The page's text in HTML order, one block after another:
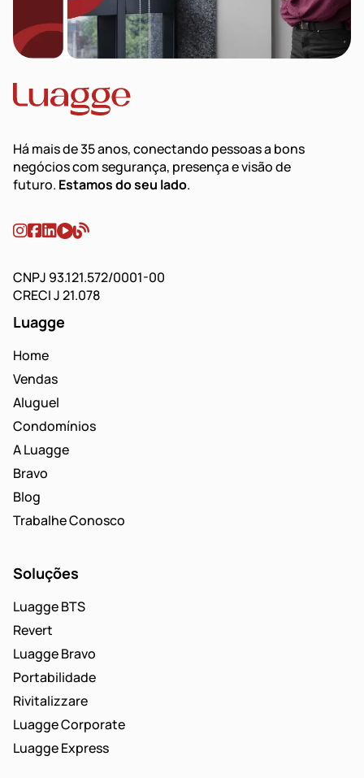
Há mais de 35 anos, conectando pessoas a bons
negócios com segurança, presença e visão de
futuro. Estamos do seu lado.
CNPJ 93.121.572/0001-00
CRECI J 21.078
Luagge
Home
Vendas
Aluguel
Condomínios
A Luagge
Bravo
Blog
Trabalhe Conosco
Soluções
Luagge BTS
Revert
Luagge Bravo
Portabilidade
Rivitalizzare
Luagge Corporate
Luagge Express